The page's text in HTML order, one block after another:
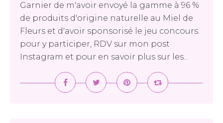
Garnier de m'avoir envoyé la gamme à 96 %
de produits d'origine naturelle au Miel de
Fleurs et d'avoir sponsorisé le jeu concours.
pour y participer, RDV sur mon post
Instagram et pour en savoir plus sur les...